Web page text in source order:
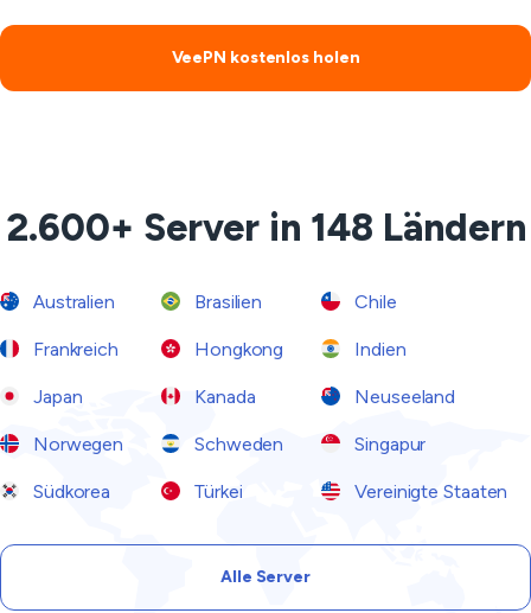
VeePN kostenlos holen
2.600+ Server in 148 Ländern
Australien Brasilien Chile
Frankreich Hongkong Indien
Japan Kanada Neuseeland
Norwegen Schweden Singapur
Südkorea Türkei Vereinigte Staaten
Alle Server